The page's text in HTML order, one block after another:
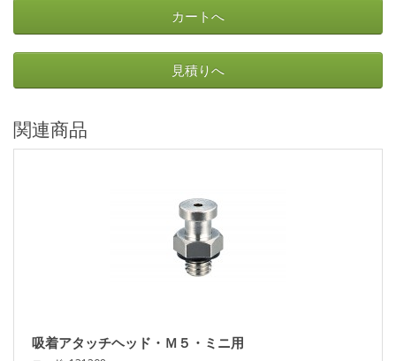
カートへ
見積りへ
関連商品
吸着アタッチヘッド・Ｍ５・ミニ用